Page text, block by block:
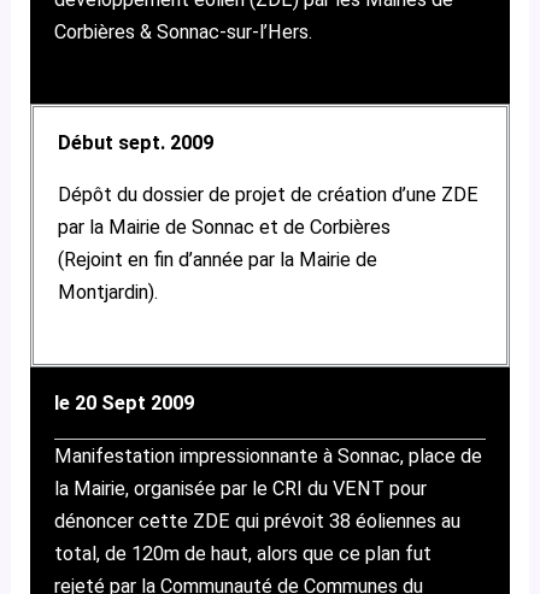
Corbières & Sonnac-sur-l’Hers.
Début sept. 2009
Dépôt du dossier de projet de création d’une ZDE
par la Mairie de Sonnac et de Corbières
(Rejoint en fin d’année par la Mairie de
Montjardin).
le 20 Sept 2009
Manifestation impressionnante à Sonnac, place de
la Mairie, organisée par le CRI du VENT pour
dénoncer cette ZDE qui prévoit 38 éoliennes au
total, de 120m de haut, alors que ce plan fut
rejeté par la Communauté de Communes du